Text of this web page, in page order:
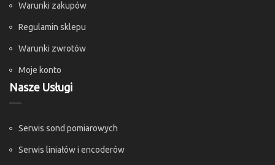
Warunki zakupów
Regulamin sklepu
Warunki zwrotów
Moje konto
Nasze Usługi
Serwis sond pomiarowych
Serwis liniałów i encoderów